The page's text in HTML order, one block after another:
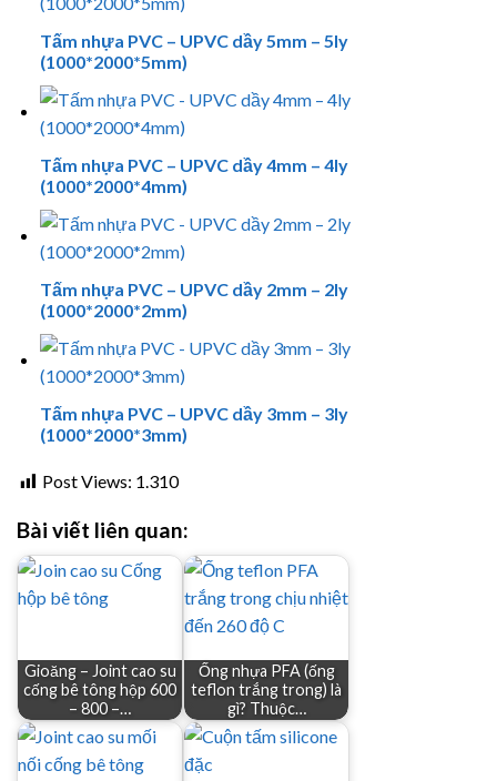
Tấm nhựa PVC – UPVC dầy 5mm – 5ly
(1000*2000*5mm)
Tấm nhựa PVC – UPVC dầy 4mm – 4ly
(1000*2000*4mm)
Tấm nhựa PVC – UPVC dầy 2mm – 2ly
(1000*2000*2mm)
Tấm nhựa PVC – UPVC dầy 3mm – 3ly
(1000*2000*3mm)
Post Views: 1.310
Bài viết liên quan:
Gioăng – Joint cao su
cống bê tông hộp 600
– 800 –…
Ống nhựa PFA (ống
teflon trắng trong) là
gì? Thuộc…